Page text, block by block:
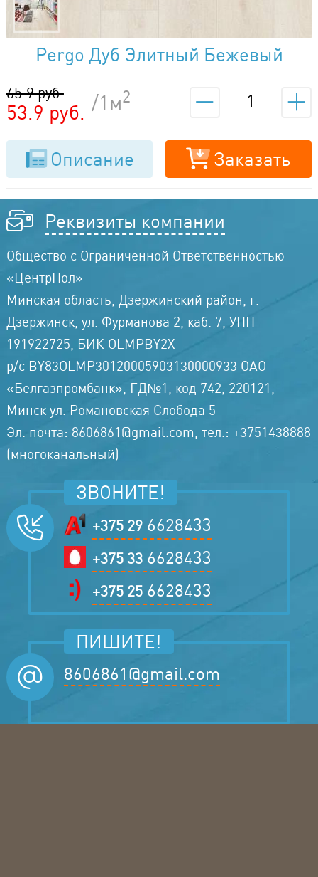
Pergo Дуб Элитный Бежевый
L1257-03837
53.9 руб.
65.9 руб. /1м2
Описание Заказать
Реквизиты компании
Общество с Ограниченной Ответственностью
«ЦентрПол»
Минская область, Дзержинский район, г.
Дзержинск, ул. Фурманова 2, каб. 7, УНП
191922725, БИК OLMPBY2X
р/с BY83OLMP30120005903130000933 ОАО
«Белгазпромбанк», ГД№1, код 742, 220121,
Минск ул. Романовская Слобода 5
Эл. почта: 8606861@gmail.com, тел.: +3751438888
(многоканальный)
ЗВОНИТЕ!
+375 296628433
+375 336628433
+375 256628433
ПИШИТЕ!
8606861@gmail.com